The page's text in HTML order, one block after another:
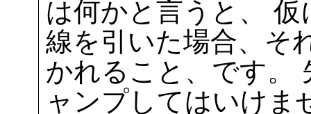
は何かと言うと、
線を引いた場合、そ
かれること、です。
ャンプしてはいけま